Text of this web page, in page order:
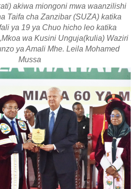
akiwa miongoni mwa waanzilishi
Taifa cha Zanzibar (SUZA) katika
ya 19 ya Chuo hicho leo katika
wa Kusini Unguja(kulia) Waziri
ya Amali Mhe. Leila Mohamed
Mussa